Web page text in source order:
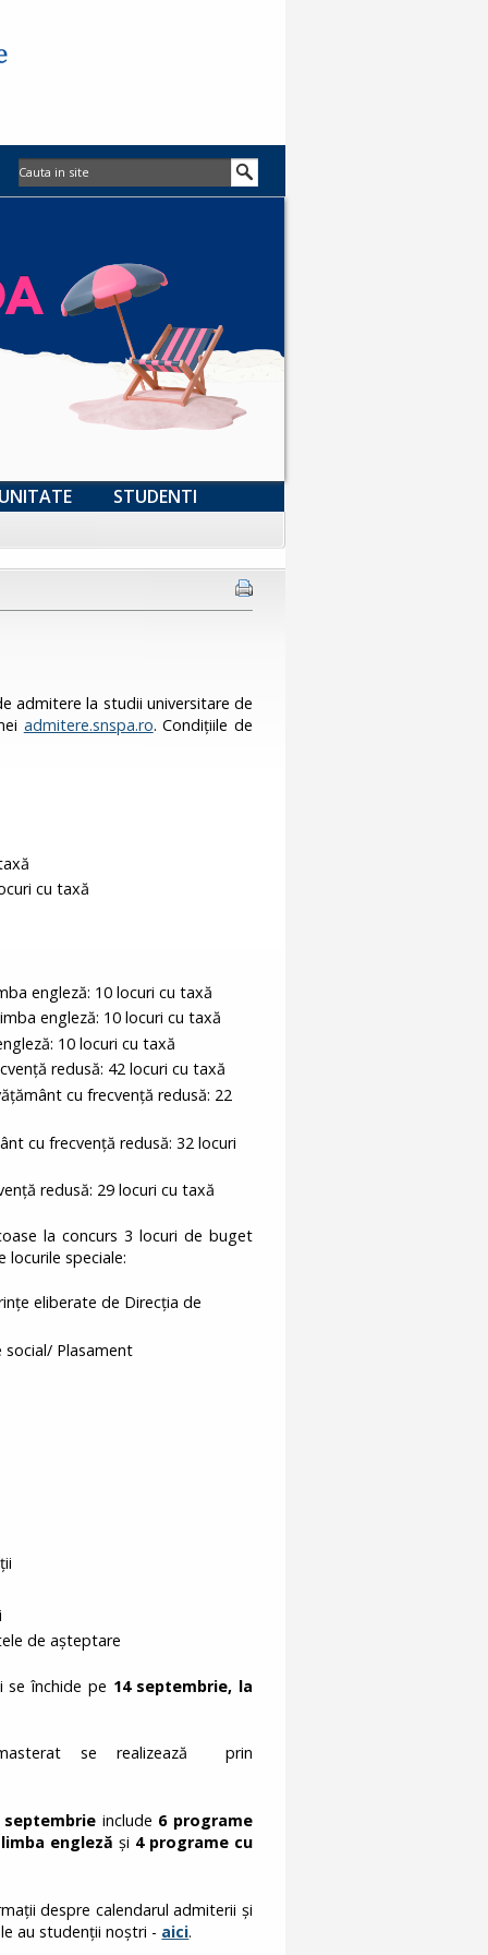
STUDENTI
admitere la studii universitare de
admitere.snspa.ro. Condițiile de
cu taxă
engleză: 10 locuri cu taxă
engleză: 10 locuri cu taxă
10 locuri cu taxă
redusă: 42 locuri cu taxă
cu frecvență redusă: 22
cu frecvență redusă: 32 locuri
redusă: 29 locuri cu taxă
la concurs 3 locuri de buget
speciale:
eliberate de Direcția de
Plasament
de așteptare
se închide pe 14 septembrie, la
se realizează prin
include 6 programe
engleză și 4 programe cu
despre calendarul admiterii și
au studenții noștri - aici.